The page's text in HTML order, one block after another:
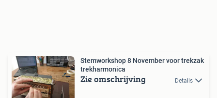
Stemworkshop 8 November voor trekzak
trekharmonica
Zie omschrijving Details